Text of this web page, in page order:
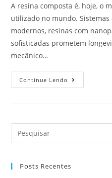
A resina composta é, hoje, o
utilizado no mundo. Sistemas
modernos, resinas com
sofisticadas prometem
mecânico…
Continue Lendo
Posts Recentes